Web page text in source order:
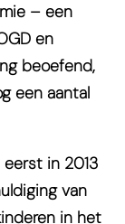
– een
en
beoefend,
een aantal
in 2013
van
in het